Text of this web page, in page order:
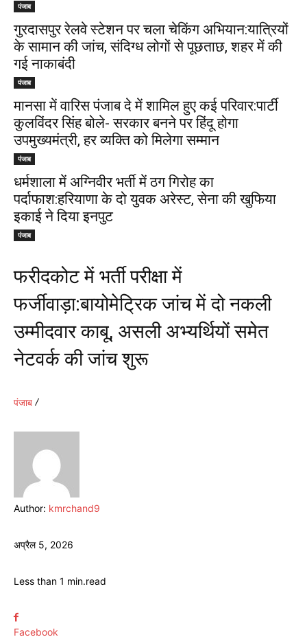
पंजाब
गुरदासपुर रेलवे स्टेशन पर चला चेकिंग अभियान:यात्रियों
के सामान की जांच, संदिग्ध लोगों से पूछताछ, शहर में की
गई नाकाबंदी
पंजाब
मानसा में वारिस पंजाब दे में शामिल हुए कई परिवार:पार्टी
कुलविंदर सिंह बोले- सरकार बनने पर हिंदू होगा
उपमुख्यमंत्री, हर व्यक्ति को मिलेगा सम्मान
पंजाब
धर्मशाला में अग्निवीर भर्ती में ठग गिरोह का
पर्दाफाश:हरियाणा के दो युवक अरेस्ट, सेना की खुफिया
इकाई ने दिया इनपुट
पंजाब
फरीदकोट में भर्ती परीक्षा में
फर्जीवाड़ा:बायोमेट्रिक जांच में दो नकली
उम्मीदवार काबू, असली अभ्यर्थियों समेत
नेटवर्क की जांच शुरू
पंजाब
Author: kmrchand9
अप्रैल 5, 2026
Less than 1 min.read
Facebook